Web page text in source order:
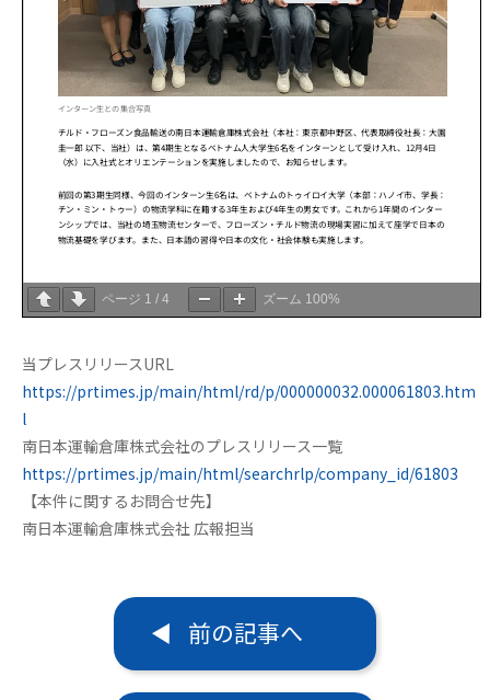
ページ 1 / 4 ズーム 100%
当プレスリリースURL
https://prtimes.jp/main/html/rd/p/000000032.000061803.htm
l
南日本運輸倉庫株式会社のプレスリリース一覧
https://prtimes.jp/main/html/searchrlp/company_id/61803
【本件に関するお問合せ先】
南日本運輸倉庫株式会社 広報担当
前の記事へ